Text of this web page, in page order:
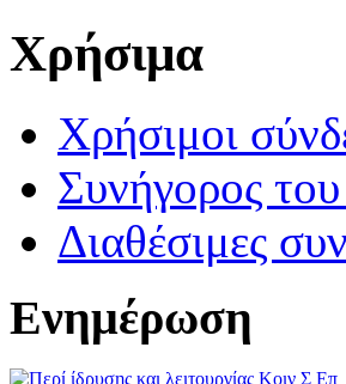
Χρήσιμα
Χρήσιμοι
Συνήγορος
Διαθέσιμες
Ενημέρωση